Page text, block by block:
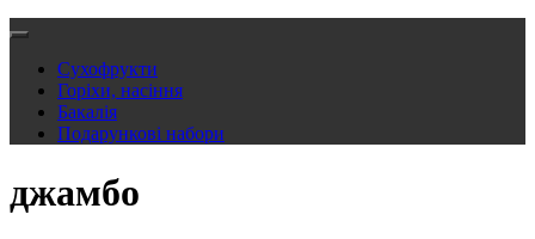
Сухофрукти
Горіхи, насіння
Бакалія
Подарункові набори
джамбо